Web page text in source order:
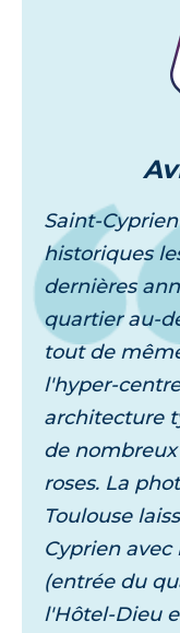
Saint-
historiques
dernières
quartier au-
tout de
l'hyper-
architecture
de
roses. La
Toulouse
Cyprien
(entrée du
l'Hôtel-Dieu